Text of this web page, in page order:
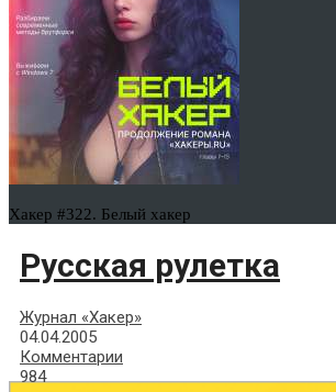
Хакер #322. Белый хакер
Русская рулетка
Журнал «Хакер»
04.04.2005
Комментарии
984